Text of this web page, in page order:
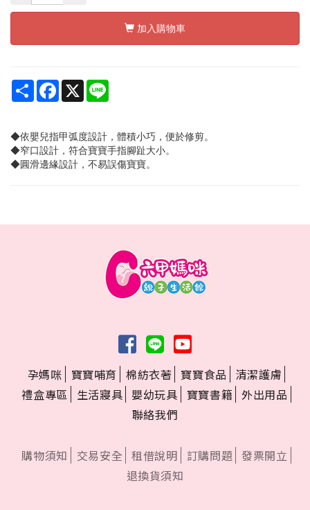
加入購物車
Share Facebook
X
◆依嬰兒指甲弧度設計，體積小巧，便於修剪。
◆窄口設計，符合寶寶手指腳趾大小。
◆圓滑邊緣設計，不易誤傷寶寶。
孕媽咪 寶寶哺育 棉紡衣著 寶寶食品
清潔護膚
禮盒專區
生活寢具 嬰幼玩具 寶寶書籍 外出用品
聯絡我們
購物須知 交易安全 租借說明 訂購問題 發票開立
退換貨須知